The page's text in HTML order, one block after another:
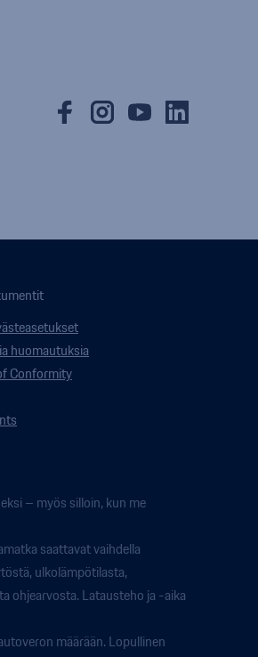
huomautuksia
Conformity
– myös silloin, kun me
saattavat vaihdella
ulkolämpötilasta,
ohjearvosta. Latausteho ja -aika
määrään. Lopullinen